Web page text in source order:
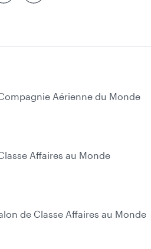
Aérienne du Monde
Affaires au Monde
de Classe Affaires au Monde